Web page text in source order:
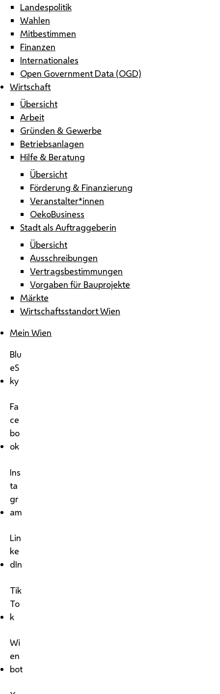
Landespolitik
Wahlen
Mitbestimmen
Finanzen
Internationales
Open Government Data (OGD)
Wirtschaft
Übersicht
Arbeit
Gründen & Gewerbe
Betriebsanlagen
Hilfe & Beratung
Übersicht
Förderung & Finanzierung
Veranstalter*innen
OekoBusiness
Stadt als Auftraggeberin
Übersicht
Ausschreibungen
Vertragsbestimmungen
Vorgaben für Bauprojekte
Märkte
Wirtschaftsstandort Wien
Mein Wien
Blu
eS
ky
Fa
ce
bo
ok
Ins
ta
gr
am
Lin
ke
dIn
Tik
To
k
Wi
en
bot